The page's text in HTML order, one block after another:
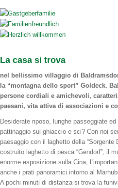
La casa si trova
nel bellissimo villaggio di
la “montagna dello sport” Goldeck.
persone cordiali e amichevoli,
paesani, vita attiva di associazioni e
Desiderate riposo, lunghe passeggiate
pattinaggio sul ghiaccio e sci? Con noi
paesaggio con il laghetto della “Sorgente
costruito laghetto di pesca “Gendorf”, il
enorme esposizione sulla Cina,
anche i prati panoramici intorno al
A pochi minuti di distanza si trova la